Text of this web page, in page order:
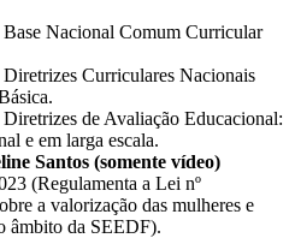
Base Nacional Comum Curricular
Diretrizes Curriculares Nacionais
Diretrizes de Avaliação Educacional:
e em larga escala.
Santos (somente vídeo)
(Regulamenta a Lei nº
a valorização das mulheres e
âmbito da SEEDF).